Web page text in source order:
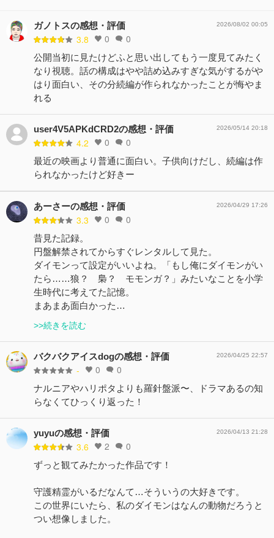
ガノトスの感想・評価
3.8 0 0
2026/08/02 00:05
公開当初に見たけどふと思い出してもう一度見てみたく
なり視聴。話の構成はやや詰め込みすぎな気がするがや
はり面白い、その分続編が作られなかったことが悔やま
れる
user4V5APKdCRD2の感想・評価
4.2 0 0
2026/05/14 20:18
最近の映画より普通に面白い。子供向けだし、続編は作
られなかったけど好きー
あーさーの感想・評価
3.3 0 0
2026/04/29 17:26
昔見た記録。
円盤解禁されてからすぐレンタルして見た。
ダイモンって設定がいいよね。「もし俺にダイモンがい
たら……狼？ 梟？ モモンガ？」みたいなことを小学
生時代に考えてた記憶。
まあまあ面白かった…
>>続きを読む
バクバクアイスdogの感想・評価
- 0 0
2026/04/25 22:57
ナルニアやハリポタよりも羅針盤派〜、ドラマあるの知
らなくてひっくり返った！
yuyuの感想・評価
3.6 2 0
2026/04/13 21:28
ずっと観てみたかった作品です！
守護精霊がいるだなんて…そういうの大好きです。
この世界にいたら、私のダイモンはなんの動物だろうと
つい想像しました。